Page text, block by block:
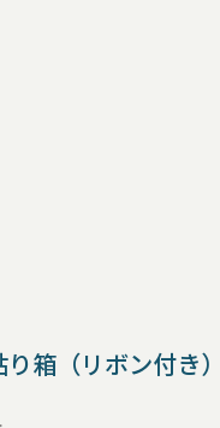
箱（リボン付き